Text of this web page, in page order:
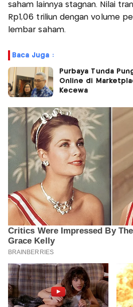
saham lainnya stagnan. Nilai
Rp1,06 triliun dengan volume
lembar saham.
Baca Juga :
Purbaya Tunda
Online di
Kecewa